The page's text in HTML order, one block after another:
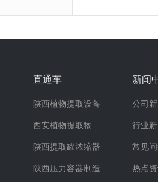
直通车
陕西植物提取设备
西安植物提取物
陕西提取罐浓缩器
陕西压力容器制造
新闻
公司
行业
常见
热点